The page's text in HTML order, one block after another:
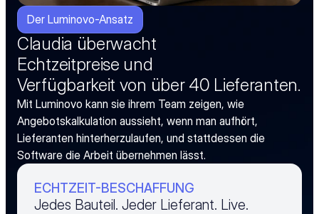
Der Luminovo-Ansatz
Claudia überwacht
Echtzeitpreise und
Verfügbarkeit von über 40 Lieferanten.
Mit Luminovo kann sie ihrem Team zeigen, wie
Angebotskalkulation aussieht, wenn man aufhört,
Lieferanten hinterherzulaufen, und stattdessen die
Software die Arbeit übernehmen lässt.
ECHTZEIT-BESCHAFFUNG
Jedes Bauteil. Jeder Lieferant. Live.